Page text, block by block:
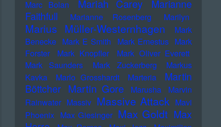
Marc Bolan Mariah Carey
Marianne
Faithfull
Marianne Rosenberg Marilyn
Marius Müller-Westernhagen
Mark
Benecke Mark E Smith Mark Ernestus Mark
Forster
Mark Knopfler
Mark Oliver Everett
Mark Saunders
Mark Zuckerberg
Markus
Kavka
Marlo Grosshardt Marteria
Martin
Böttcher Martin Gore Marusha
Marvin
Rainwater Massiv Massive Attack Mavi
Phoenix Max Giesinger Max Goldt Max